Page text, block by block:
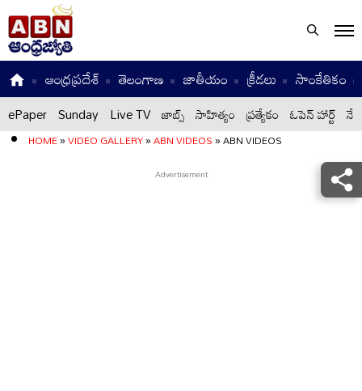
ఆంధ్రప్రదేశ్ తెలంగాణ జాతీయం క్రీడలు సాంకేతికం
ePaper Sunday Live TV జాబ్స్ సాహిత్యం ప్రత్యేకం ఓపెన్ హార్ట్
HOME»VIDEO GALLERY»ABN VIDEOS»ABN VIDEOS